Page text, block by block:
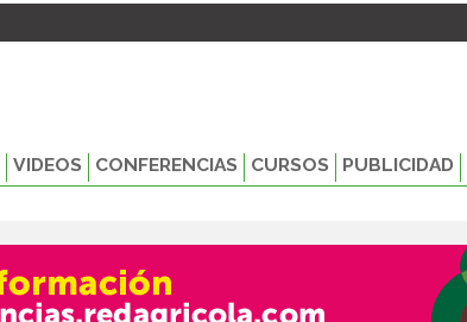
VIDEOS CONFERENCIAS CURSOS PUBLICIDAD